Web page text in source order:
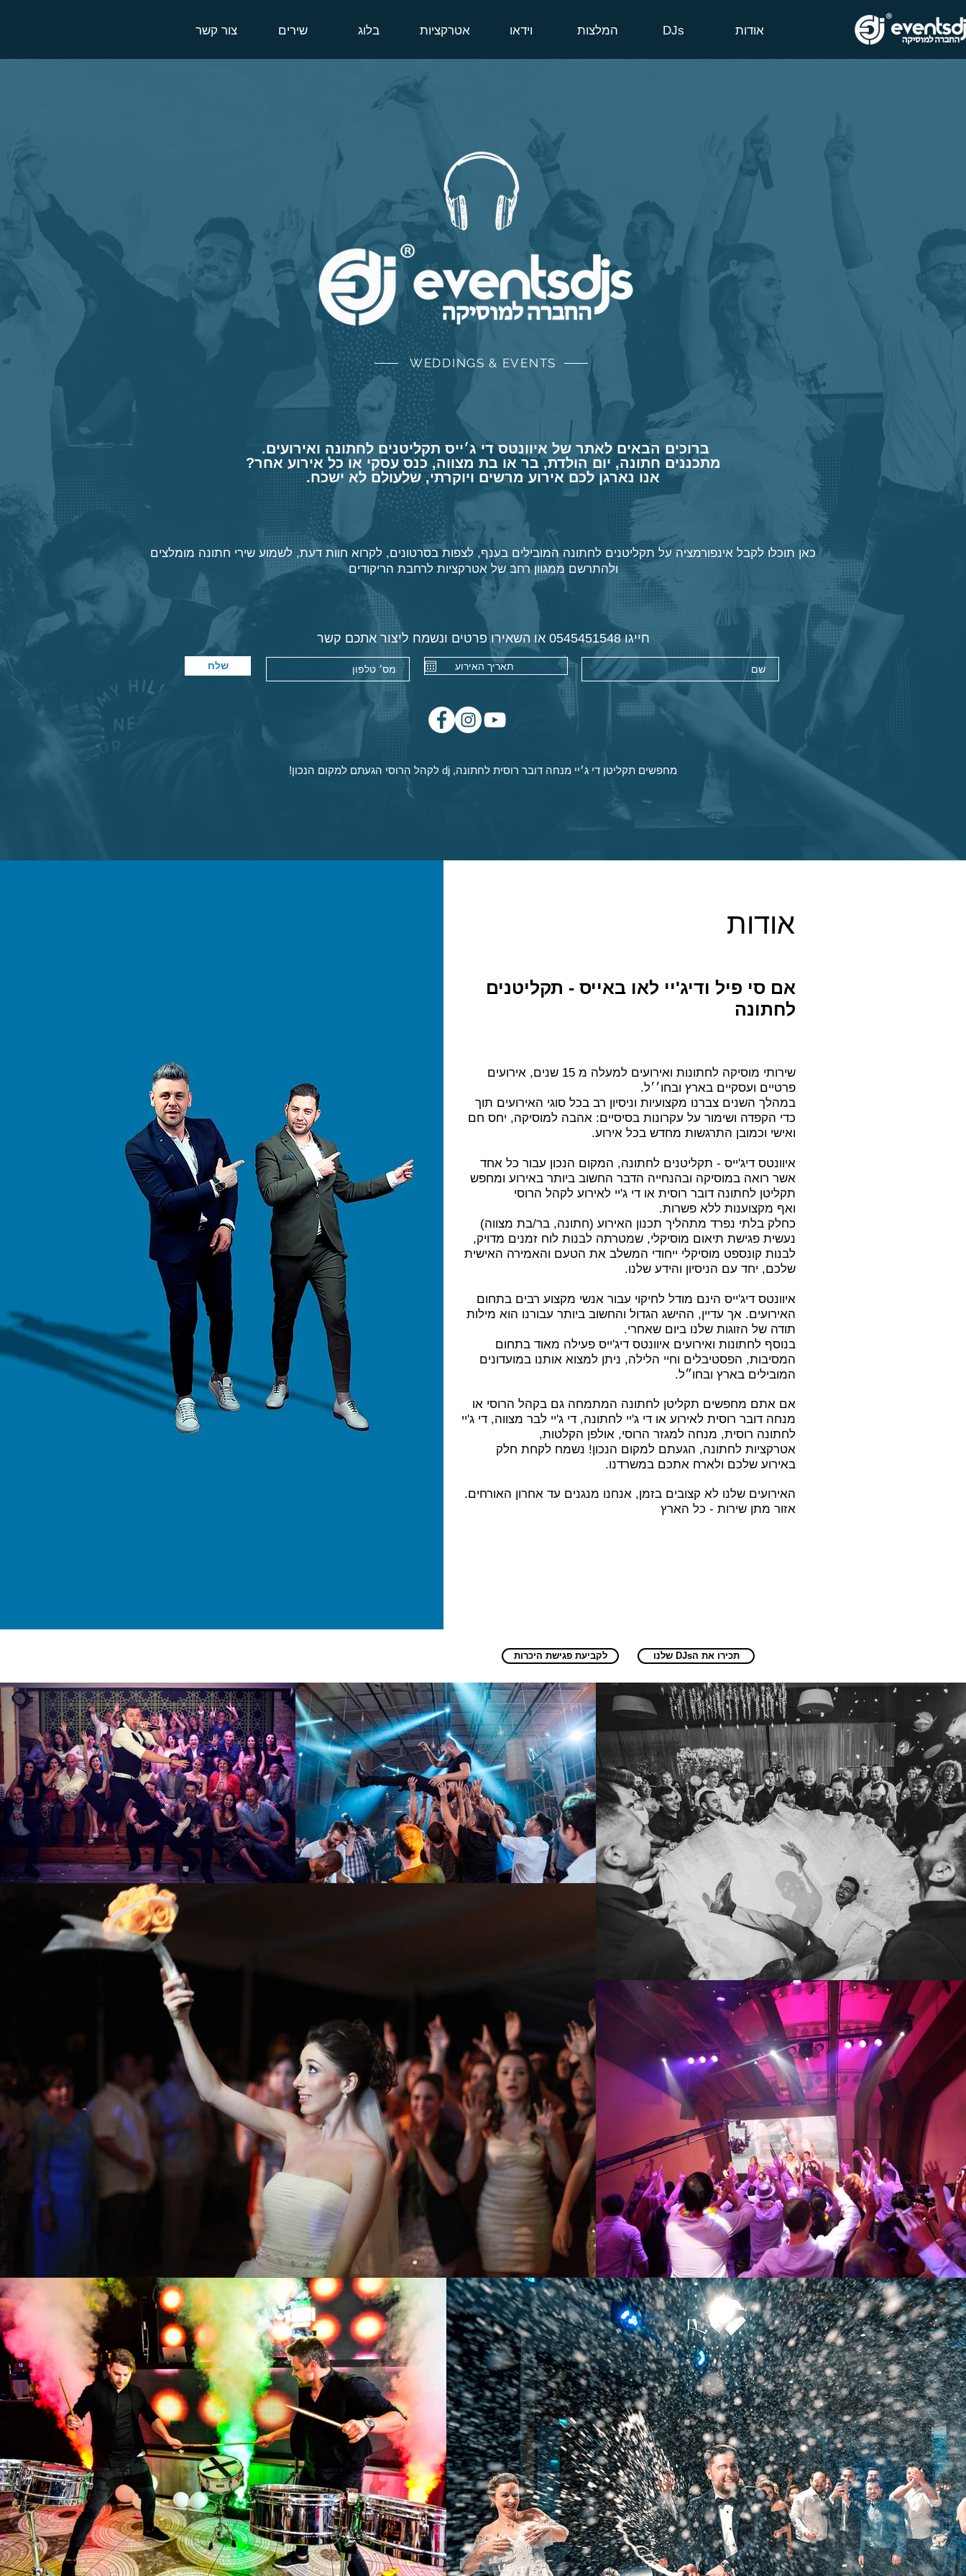
אודות DJs המלצות וידאו אטרקציות בלוג שירים צור קשר
WEDDINGS & EVENTS
ברוכים הבאים לאתר של איוונטס די ג׳ייס תקליטנים לחתונה ואירועים.
מתכננים חתונה, יום הולדת, בר או בת מצווה, כנס עסקי או כל אירוע אחר?
אנו נארגן לכם אירוע מרשים ויוקרתי, שלעולם לא ישכח.
כאן תוכלו לקבל אינפורמציה עלתקליטנים לחתונה המובילים בענף, לצפות בסרטונים, לקרוא חוות דעת, לשמוע שירי חתונה מומלצים
ולהתרשם ממגוון רחב שלאטרקציות לרחבת הריקודים
חייגו0545451548 או השאירו פרטים ונשמח ליצור אתכם קשר
שלח
מחפשיםתקליטן די ג׳יי מנחה דובר רוסית לחתונה,dj לקהל הרוסי הגעתם למקום הנכון!
אודות
אם סי פיל ודיג'יי לאו באייס - תקליטנים
לחתונה
שירותי מוסיקה לחתונות ואירועים למעלה מ 15 שנים, אירועים
פרטיים ועסקיים בארץ ובחו׳׳ל.
במהלך השנים צברנו מקצועיות וניסיון רב בכל סוגי האירועים תוך
כדי הקפדה ושימור על עקרונות בסיסיים: אהבה למוסיקה, יחס חם
ואישי וכמובן התרגשות מחדש בכל אירוע.
איוונטס דיג'ייס - תקליטנים לחתונה, המקום הנכון עבור כל אחד
אשר רואה במוסיקה ובהנחייה הדבר החשוב ביותר באירוע ומחפש
תקליטן לחתונה דובר רוסית או די ג'יי לאירוע לקהל הרוסי
ואף מקצוענות ללא פשרות.
כחלק בלתי נפרד מתהליך תכנון האירוע (חתונה, בר/בת מצווה)
נעשית פגישת תיאום מוסיקלי, שמטרתה לבנות לוח זמנים מדויק,
לבנות קונספט מוסיקלי ייחודי המשלב את הטעם והאמירה האישית
שלכם, יחד עם הניסיון והידע שלנו.
איוונטס דיג'ייס הינם מודל לחיקוי עבור אנשי מקצוע רבים בתחום
האירועים. אך עדיין, ההישג הגדול והחשוב ביותר עבורנו הוא מילות
תודה של הזוגות שלנו ביום שאחרי.
בנוסף לחתונות ואירועים איוונטס דיג'ייס פעילה מאוד בתחום
המסיבות, הפסטיבלים וחיי הלילה, ניתן למצוא אותנו במועדונים
המובילים בארץ ובחו״ל.
אם אתם מחפשים תקליטן לחתונה המתמחה גם בקהל הרוסי או
מנחה דובר רוסית לאירוע או די ג'יי לחתונה, די ג'יי לבר מצווה, די ג'יי
לחתונה רוסית, מנחה למגזר הרוסי, אולפן הקלטות,
אטרקציות לחתונה, הגעתם למקום הנכון! נשמח לקחת חלק
באירוע שלכם ולארח אתכם במשרדנו.
האירועים שלנו לא קצובים בזמן, אנחנו מנגנים עד אחרון האורחים.
אזור מתן שירות - כל הארץ
לקביעת פגישת היכרות שלנו DJsתכירו את ה